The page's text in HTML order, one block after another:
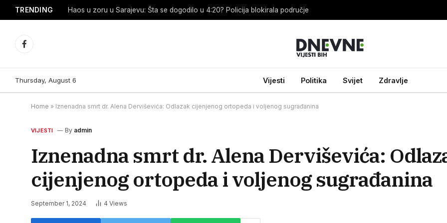
TRENDING Haos u zoru u Sarajevu: Šta se dogodilo u 4:20? Policija blokirala područje
Facebook
Thursday, August 6 Vijesti Politika Svijet Zdravlje
Home » Iznenadna smrt dr. Alena Derviševića: Odlazak cijenjenog ortopeda i voljenog sugrađanina
VIJESTI By admin
Iznenadna smrt dr. Alena Derviševića:
cijenjenog ortopeda i voljenog sugrađanina
September 1, 2024 4 Views